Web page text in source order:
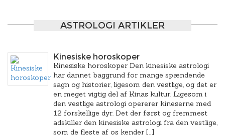
ASTROLOGI ARTIKLER
Kinesiske horoskoper
Kinesiske horoskoper Den kinesiske astrologi
har dannet baggrund for mange spændende
sagn og historier, ligesom den vestlige, og det er
en meget vigtig del af Kinas kultur. Ligesom i
den vestlige astrologi opererer kineserne med
12 forskellige dyr. Det der først og fremmest
adskiller den kinesiske astrologi fra den vestlige,
som de fleste af os kender […]